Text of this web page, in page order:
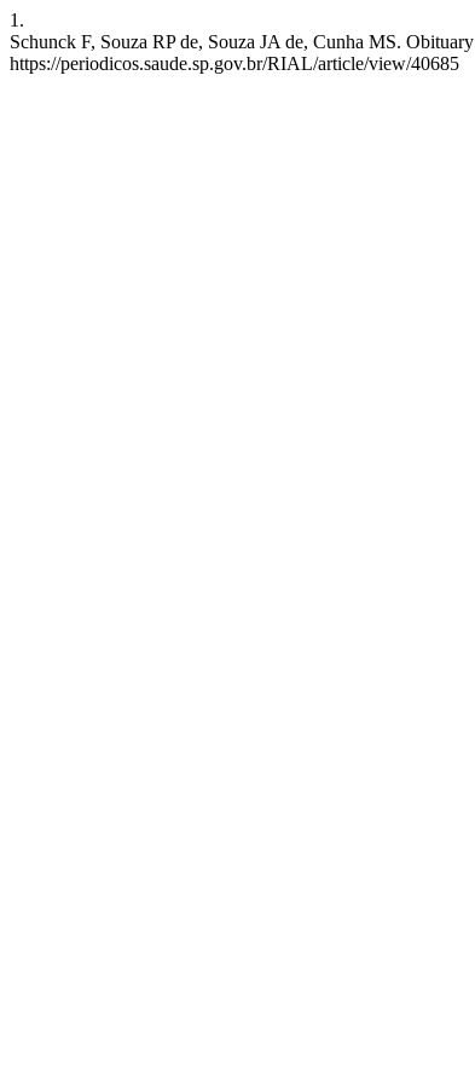
1.
Schunck F, Souza RP de, Souza JA de, Cunha MS.
https://periodicos.saude.sp.gov.br/RIAL/article/view/40685